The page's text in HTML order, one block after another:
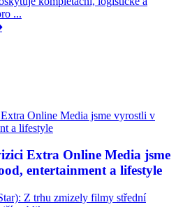
...
Extra Online Media jsme
entertainment a lifestyle